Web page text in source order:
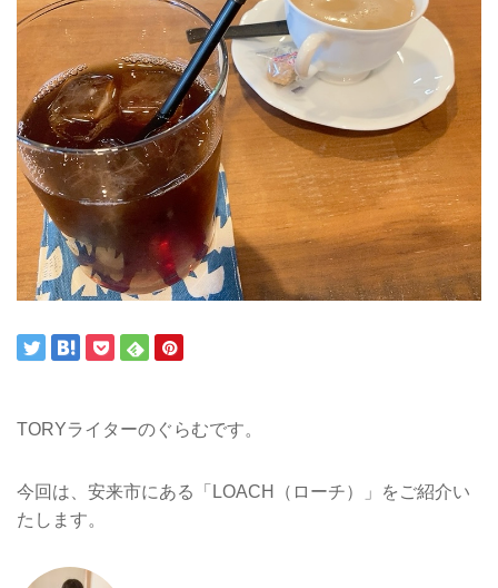
TORYライターのぐらむです。
今回は、安来市にある「LOACH（ローチ）」をご紹介い
たします。